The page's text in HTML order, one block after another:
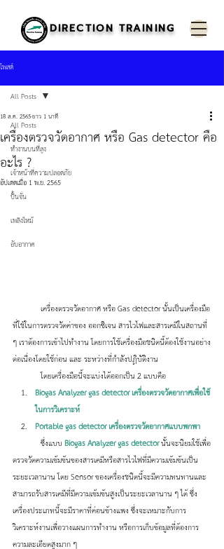
DIRECTION TRAINING
โพสต์
All Posts
ทำงานบนที่สูง
เจ้าหน้าที่ความปลอดภัย
ปั้นจั่น
เพลิงไหม้
อับอากาศ
All Posts
เครื่องตรวจวัดอากาศ หรือ Gas detector คือ
อะไร ?
18 ส.ค. 2565ยาว 1 นาที
อัปเดตเมื่อ 1 พ.ย. 2565
ที่ใช้ในการตรวจวัดค่าของ ออกซิเจน สารไวไฟและสารเคมีในสถานที่
ๆ เราต้องการเข้าไปทำงาน โดยการใช้เครื่องมือชนิดนี้ต้องใช้งานอย่าง
ต่อเนื่องโดยใช้ก่อน และ ระหว่างที่กำลังปฏิบัติงาน
	โดยเครื่องมือนี้จะแบ่งได้ออกเป็น 2 แบบคือ
Biogas Analyzer gas detector เครื่องตรวจวัดอากาศเพื่อใช้
ในการวิเคราะห์
Portable gas detector เครื่องตรวจวัดอากาศแบบพกพา
	ซึ่งแบบ
Biogas Analyzer gas detector นั้นจะนิยมใช้เพื่อ
ตรวจวัดความเข้มข้นของสารเคมีหรือสารไวไฟที่มีความเข้มข้นเป็น
ระยะเวลานาน โดย Sensor ของเครื่องชนิดนี้จะมีความทนทานและ
สามารถรับสารเคมีที่มีความเข้มข้นสูงเป็นระยะเวลานาน ๆ ได้ ซึ่ง
เครื่องประเภทนี้จะมีราคาที่ค่อนข้างแพง ซึ่งจะเหมาะกับการ
วิเคราะห์งานเพื่อวางแผนการทำงาน หรือการเก็บข้อมูลที่ต้องการ
ความละเอียดสูงมาก ๆ